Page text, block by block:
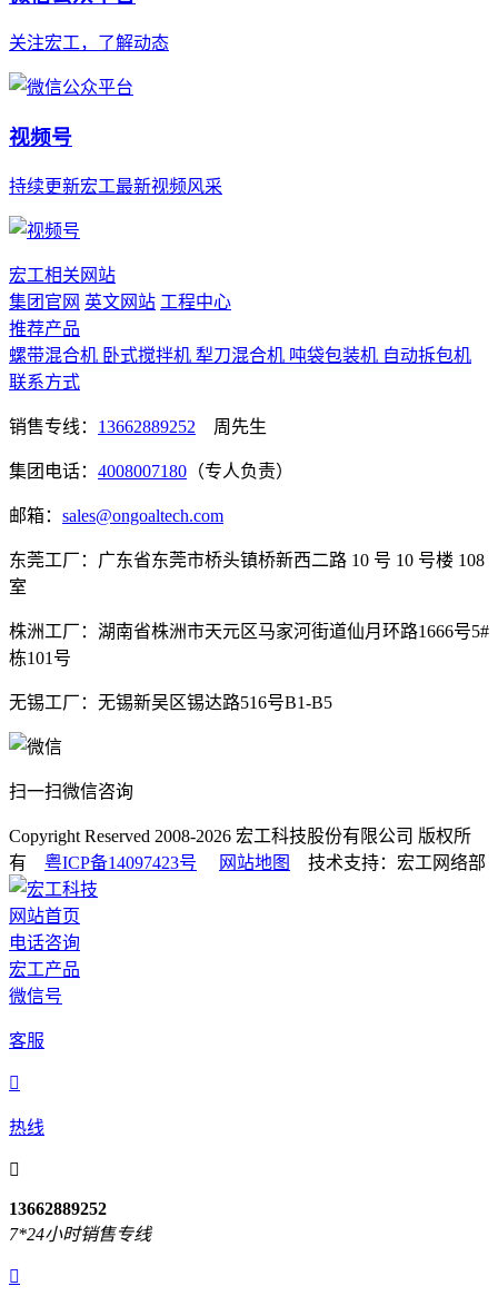
关注宏工，了解动态
视频号
持续更新宏工最新视频风采
宏工相关网站
集团官网 英文网站 工程中心
推荐产品
螺带混合机 卧式搅拌机 犁刀混合机 吨袋包装机 自动拆包机
联系方式
销售专线： 13662889252 周先生
集团电话： 4008007180 （专人负责）
邮箱： sales@ongoaltech.com
东莞工厂：广东省东莞市桥头镇桥新西二路 10 号 10 号楼 108
室
株洲工厂：湖南省株洲市天元区马家河街道仙月环路1666号5#
栋101号
无锡工厂：无锡新吴区锡达路516号B1-B5
扫一扫微信咨询
Copyright Reserved 2008-2026 宏工科技股份有限公司 版权所
有 粤ICP备14097423号 网站地图 技术支持：宏工网络部
网站首页
电话咨询
宏工产品
微信号
客服

热线

13662889252
7*24小时销售专线
